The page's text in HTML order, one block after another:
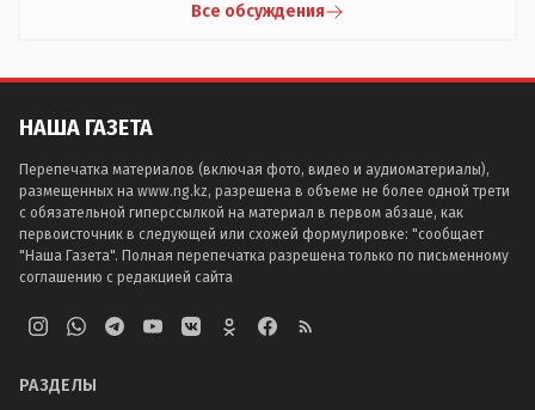
Все обсуждения
НАША ГАЗЕТА
Перепечатка материалов (включая фото, видео и аудиоматериалы),
размещенных на www.ng.kz, разрешена в объеме не более одной трети
с обязательной гиперссылкой на материал в первом абзаце, как
первоисточник в следующей или схожей формулировке: "сообщает
"Наша Газета". Полная перепечатка разрешена только по письменному
соглашению с редакцией сайта
РАЗДЕЛЫ